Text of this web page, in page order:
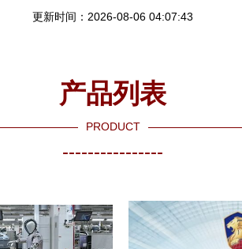
更新时间：2026-08-06 04:07:43
产品列表
PRODUCT
----------------